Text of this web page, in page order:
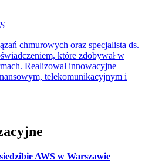
chmurowych oraz specjalista ds.
które zdobywał w
Realizował innowacyjne
telekomunikacyjnym i
siedzibie AWS w Warszawie